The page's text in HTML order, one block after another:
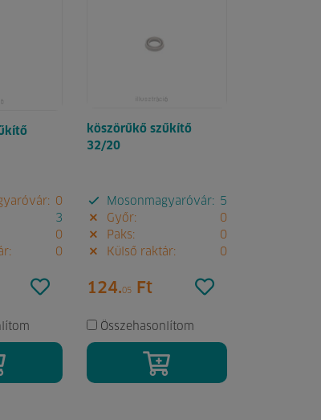
0
3
0
0
köszörűkő szűkítő
32/20
Mosonmagyaróvár: 5
Győr:
0
Paks:
0
Külső raktár:
0
124.05Ft
Összehasonlítom